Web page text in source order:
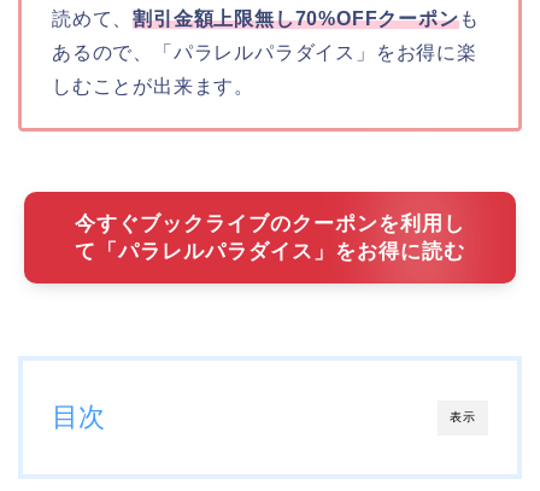
読めて、割引金額上限無し70%OFFクーポンも
あるので、「パラレルパラダイス」をお得に楽
しむことが出来ます。
今すぐブックライブのクーポンを利用し
て「パラレルパラダイス」をお得に読む
表示
目次